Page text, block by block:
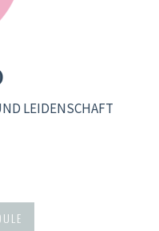
LEIDENSCHAFT